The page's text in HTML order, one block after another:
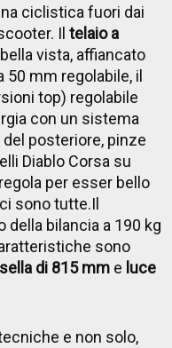
ciclistica fuori dai
Iltelaio a
vista, affiancato
50 mm regolabile, il
top) regolabile
con un sistema
posteriore, pinze
Diablo Corsa su
per esser bello
sono tutte.Il
della bilancia a 190 kg
sono
di 815 mm e luce
e non solo,